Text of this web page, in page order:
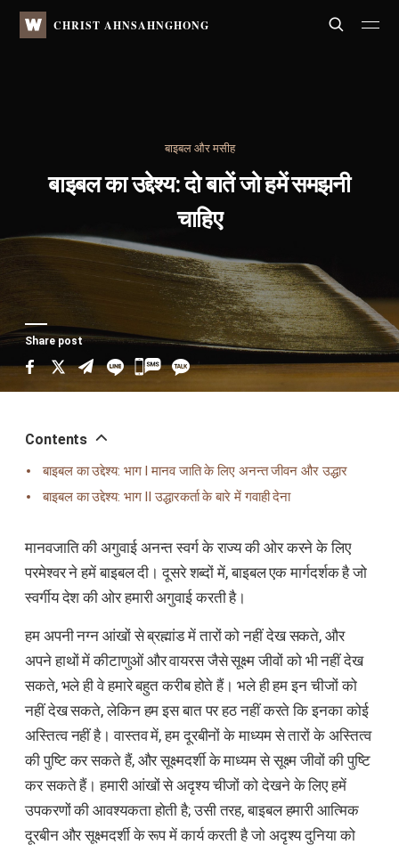
WATVCHRIST AHNSAHNGHONG Search
बाइबल और मसीह
बाइबल का उद्देश्य:दो बातें जो हमें समझनी
चाहिए
Share post
카
Contents
बाइबल का उद्देश्य: भाग I मानव जाति के लिए अनन्त जीवन और उद्धार
बाइबल का उद्देश्य: भाग II उद्धारकर्ता के बारे में गवाही देना
मानवजाति की अगुवाई अनन्त स्वर्ग के राज्य की ओर करने के लिए
परमेश्वर ने हमें बाइबल दी। दूसरे शब्दों में, बाइबल एक मार्गदर्शक है जो
स्वर्गीय देश की ओर हमारी अगुवाई करती है।
हम अपनी नग्न आंखों से ब्रह्मांड में तारों को नहीं देख सकते, और
अपने हाथों में कीटाणुओं और वायरस जैसे सूक्ष्म जीवों को भी नहीं देख
सकते, भले ही वे हमारे बहुत करीब होते हैं। भले ही हम इन चीजों को
नहीं देख सकते, लेकिन हम इस बात पर हठ नहीं करते कि इनका कोई
अस्तित्व नहीं है। वास्तव में, हम दूरबीनों के माध्यम से तारों के अस्तित्व
की पुष्टि कर सकते हैं, और सूक्ष्मदर्शी के माध्यम से सूक्ष्म जीवों की पुष्टि
कर सकते हैं। हमारी आंखों से अदृश्य चीजों को देखने के लिए हमें
उपकरणों की आवश्यकता होती है; उसी तरह, बाइबल हमारी आत्मिक
दूरबीन और सूक्ष्मदर्शी के रूप में कार्य करती है जो अदृश्य दुनिया को